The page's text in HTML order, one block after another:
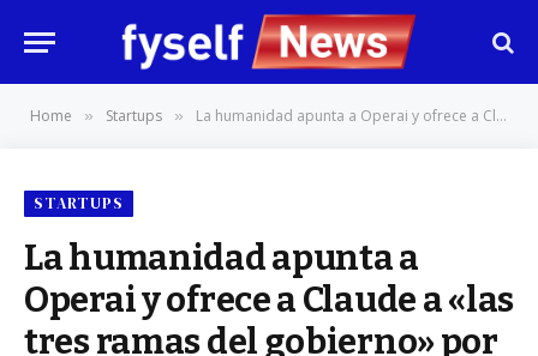
Home » Startups » La humanidad apunta a Operai y ofrece a Claude a «las tres ramas del gobierno» por $ 1
STARTUPS
La humanidad apunta a
Operai y ofrece a Claude a «las
tres ramas del gobierno» por